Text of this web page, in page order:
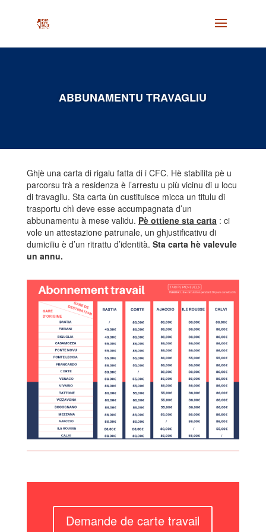
ABBUNAMENTU TRAVAGLIU
Ghjè una carta di rigalu fatta di i CFC. Hè stabilita pè u
parcorsu trà a residenza è l’arrestu u più vicinu di u locu
di travagliu. Sta carta ùn custituisce micca un titulu di
trasportu chì deve esse accumpagnata d’un
abbunamentu à mese validu. Pè ottiene sta carta : ci
vole un attestazione patrunale, un ghjustificativu di
dumiciliu è d’un ritrattu d’identità. Sta carta hè valevule
un annu.
Demande de carte travail